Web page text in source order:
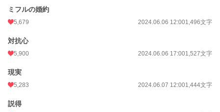
ミフルの婚約
5,679 2024.06.06 12:001,496文字
対抗心
5,900 2024.06.06 17:001,527文字
現実
5,283 2024.06.07 12:001,444文字
説得